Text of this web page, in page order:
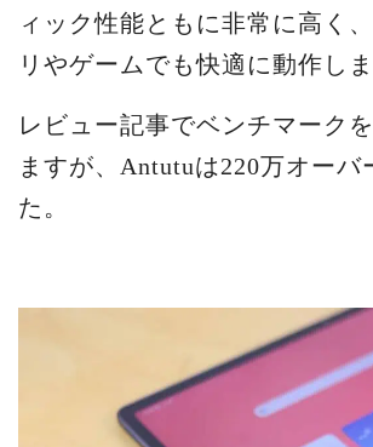
ィック性能ともに非常に高く
リやゲームでも快適に動作しま
レビュー記事でベンチマーク
ますが、Antutuは220万オーバ
た。